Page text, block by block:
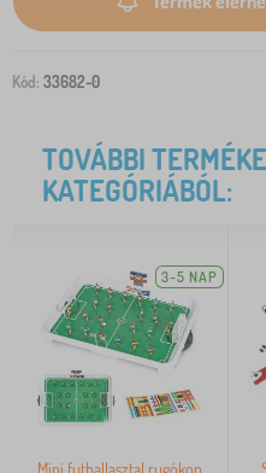
Kód: 33682-0
TOVÁBBI
KATEGÓRIÁBÓL:
3-5 NAP